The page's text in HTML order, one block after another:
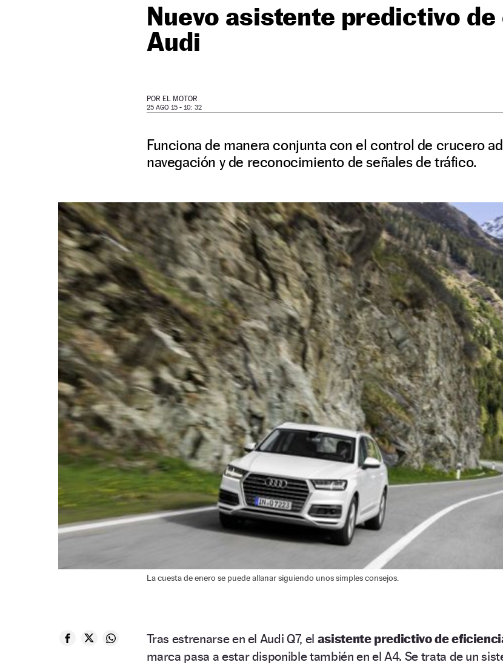
Nuevo asistente predictivo
Audi
POR EL MOTOR
25 AGO 15 - 10: 32
Funciona de manera conjunta con el control de crucero
navegación y de reconocimiento de señales de tráfico.
La cuesta de enero se puede allanar siguiendo unos simples consejos.
Tras estrenarse en el Audi Q7, el asistente predictivo de
marca pasa a estar disponible también en el A4. Se trata de un